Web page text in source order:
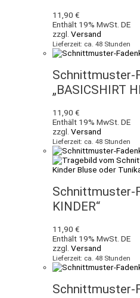
11,90 €
Enthält 19% MwSt. DE
zzgl. Versand
Lieferzeit: ca. 48 Stunden
Schnittmuster-
„BASICSHIRT
11,90 €
Enthält 19% MwSt. DE
zzgl. Versand
Lieferzeit: ca. 48 Stunden
Schnittmuster-
KINDER“
11,90 €
Enthält 19% MwSt. DE
zzgl. Versand
Lieferzeit: ca. 48 Stunden
Schnittmuster-